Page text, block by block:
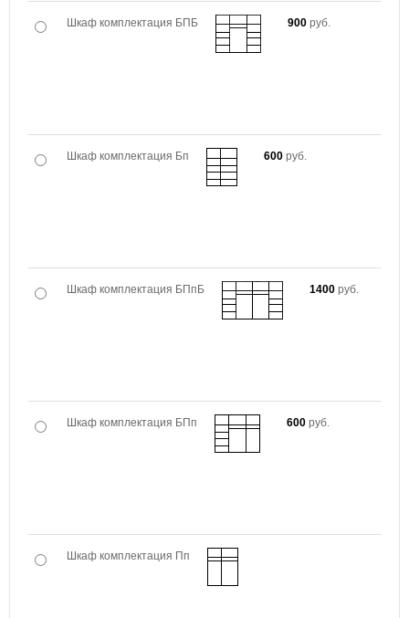
Шкаф комплектация БПБ 900 руб.
Шкаф комплектация Бп 600 руб.
Шкаф комплектация БПпБ 1400 руб.
Шкаф комплектация БПп 600 руб.
Шкаф комплектация Пп